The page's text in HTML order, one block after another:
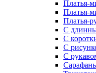
Платья-
Платья-
Платья-
С
С
С
С